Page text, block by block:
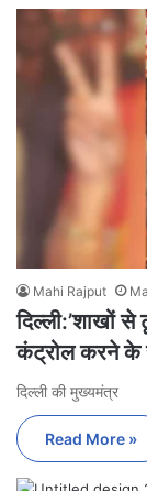
Mahi Rajput
दिल्ली:’शाखों से
कंट्रोल करने के
दिल्ली की मुख्यमंत्र
Read More »